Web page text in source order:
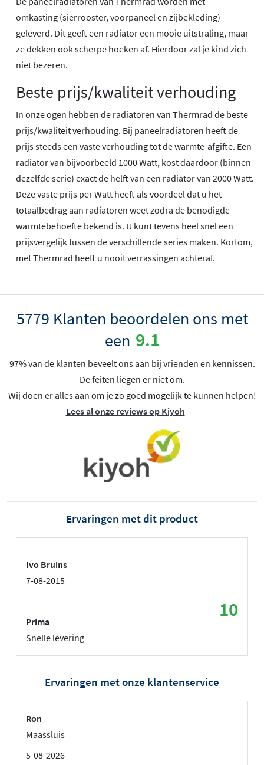
omkasting (sierrooster, voorpaneel en zijbekleding)
geleverd. Dit geeft een radiator een mooie uitstraling, maar
ze dekken ook scherpe hoeken af. Hierdoor zal je kind zich
niet bezeren.
Beste prijs/kwaliteit verhouding
In onze ogen hebben de radiatoren van Thermrad de beste
prijs/kwaliteit verhouding. Bij paneelradiatoren heeft de
prijs steeds een vaste verhouding tot de warmte-afgifte. Een
radiator van bijvoorbeeld 1000 Watt, kost daardoor (binnen
dezelfde serie) exact de helft van een radiator van 2000 Watt.
Deze vaste prijs per Watt heeft als voordeel dat u het
totaalbedrag aan radiatoren weet zodra de benodigde
warmtebehoefte bekend is. U kunt tevens heel snel een
prijsvergelijk tussen de verschillende series maken. Kortom,
met Thermrad heeft u nooit verrassingen achteraf.
5779 Klanten beoordelen ons met
een 9.1
97% van de klanten beveelt ons aan bij vrienden en kennissen.
De feiten liegen er niet om.
Wij doen er alles aan om je zo goed mogelijk te kunnen helpen!
Lees al onze reviews op Kiyoh
Ervaringen met dit product
Ivo Bruins
7-08-2015
10
Prima
Snelle levering
Ervaringen met onze klantenservice
Ron
Maassluis
5-08-2026